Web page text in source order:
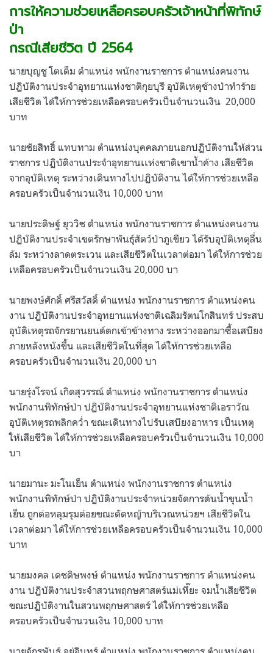
การให้ความช่วยเหลือครอบครัวเจ้าหน้าที่พิทักษ์
ป่า
กรณีเสียชีวิต ปี 2564
นายบุญชู โตเต็ม ตำแหน่ง พนักงานราชการ ตำแหน่งคนงาน
ปฏิบัติงานประจำอุทยานแห่งชาติกุยบุรี อุบัติเหตุช้างป่าทำร้าย
เสียชีวิต ได้ให้การช่วยเหลือครอบครัวเป็นจำนวนเงิน 20,000
บาท
นายชัยสิทธิ์ แทบทาม ตำแหน่งบุคคลภายนอกปฏิบัติงานให้ส่วน
ราชการ ปฏิบัติงานประจำอุทยานเเห่งชาติเขาน้ำค้าง เสียชีวิต
จากอุบัติเหตุ ระหว่างเดินทางไปปฏิบัติงาน ได้ให้การช่วยเหลือ
ครอบครัวเป็นจำนวนเงิน 10,000 บาท
นายประดิษฐ์ ยุววิช ตำแหน่ง พนักงานราชการ ตำแหน่งคนงาน
ปฏิบัติงานประจำเขตรักษาพันธุ์สัตว์ป่าภูเขียว ได้รับอุบัติเหตุลื่น
ล้ม ระหว่างลาดตระเวน และเสียชีวิตในเวลาต่อมา ได้ให้การช่วย
เหลือครอบครัวเป็นจำนวนเงิน 20,000 บา
นายพงษ์ศักดิ์ ศรีสวัสดิ์ ตำแหน่ง พนักงานราชการ ตำแหน่งคน
งาน ปฏิบัติงานประจำอุทยานแห่งชาติเฉลิมรัตนโกสินทร์ ประสบ
อุบัติเหตุรถจักรยานยนต์ตกเข้าข้างทาง ระหว่างออกมาซื้อเสบียง
ภายหลังหนังขึ้น และเสียชีวิตในที่สุด ได้ให้การช่วยเหลือ
ครอบครัวเป็นจำนวนเงิน 20,000 บา
นายรุ่งโรจน์ เกิดสุวรรณ์ ตำแหน่ง พนักงานราชการ ตำแหน่ง
พนักงานพิทักษ์ป่า ปฏิบัติงานประจำอุทยานแห่งชาติเอราวัณ
อุบัติเหตุรถพลิกคว่ำ ขณะเดินทางไปรับเสบียงอาหาร เป็นเหตุ
ให้เสียชีวิต ได้ให้การช่วยเหลือครอบครัวเป็นจำนวนเงิน 10,000
บา
นายมานะ มะโนเย็น ตำแหน่ง พนักงานราชการ ตำแหน่ง
พนักงานพิทักษ์ป่า ปฏิบัติงานประจำหน่วยจัดการต้นน้ำขุนน้ำ
เย็น ถูกต่อหลุมรุมต่อยขณะตัดหญ้าบริเวณหน่วยฯ เสียชีวิตใน
เวลาต่อมา ได้ให้การช่วยเหลือครอบครัวเป็นจำนวนเงิน 10,000
บาท
นายมงคล เดชดิษพงษ์ ตำแหน่ง พนักงานราชการ ตำแหน่งคน
งาน ปฏิบัติงานประจำสวนพฤกษศาสตร์แม่เหี๊ยะ จมน้ำเสียชีวิต
ขณะปฏิบัติงานในสวนพฤกษศาสตร์ ได้ให้การช่วยเหลือ
ครอบครัวเป็นจำนวนเงิน 10,000 บาท